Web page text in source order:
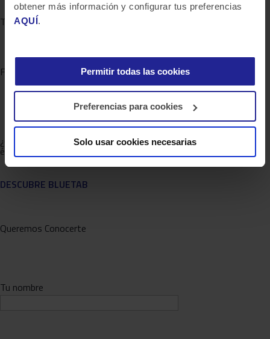
obtener más información y configurar tus preferencias
AQUÍ.
Permitir todas las cookies
Preferencias para cookies
Solo usar cookies necesarias
Tipo de empleo
Funciones laborales
Tecnología de la información
¿Quieres saber más de lo que ofrecemos y ver otros casos de
éxito?
DESCUBRE BLUETAB
Queremos Conocerte
Tu nombre